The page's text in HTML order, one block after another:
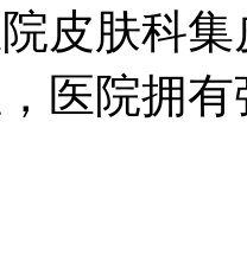
皮肤科
医院拥